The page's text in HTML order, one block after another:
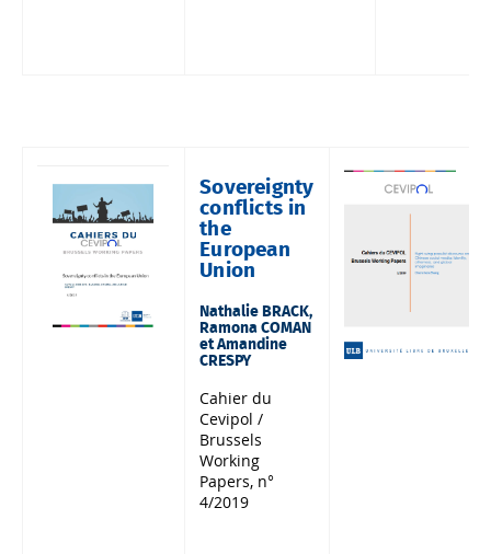
Sovereignty
conflicts in
the
European
Union
Nathalie BRACK,
Ramona COMAN
et Amandine
CRESPY
Cahier du
Cevipol /
Brussels
Working
Papers, n°
4/2019